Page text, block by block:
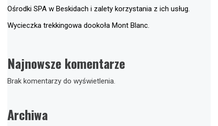
Ośrodki SPA w Beskidach i zalety korzystania z ich usług.
Wycieczka trekkingowa dookoła Mont Blanc.
Najnowsze komentarze
Brak komentarzy do wyświetlenia.
Archiwa